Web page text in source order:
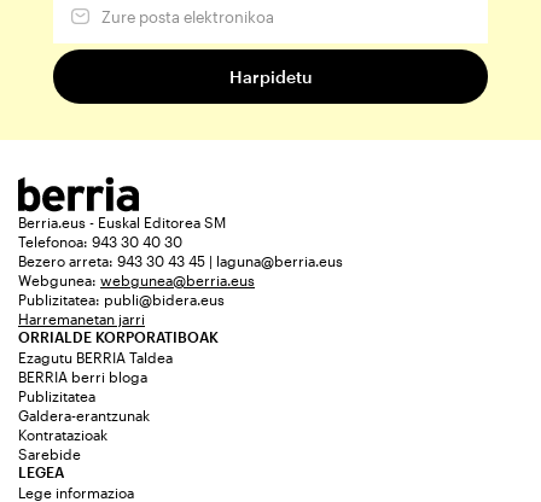
Berria.eus - Euskal Editorea SM
Telefonoa: 943 30 40 30
Bezero arreta: 943 30 43 45 | laguna@berria.eus
Webgunea: webgunea@berria.eus
Publizitatea: publi@bidera.eus
Harremanetan jarri
ORRIALDE KORPORATIBOAK
Ezagutu BERRIA Taldea
BERRIA berri bloga
Publizitatea
Galdera-erantzunak
Kontratazioak
Sarebide
LEGEA
Lege informazioa